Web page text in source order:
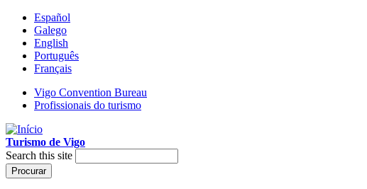
Español
Galego
English
Português
Français
Vigo Convention Bureau
Profissionais do turismo
Turismo de Vigo
Search this site